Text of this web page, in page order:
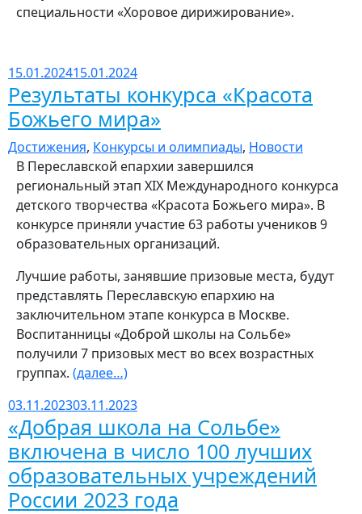
специальности «Хоровое дирижирование».
15.01.202415.01.2024
Результаты конкурса «Красота
Божьего мира»
Достижения, Конкурсы и олимпиады, Новости
В Переславской епархии завершился
региональный этап XIX Международного конкурса
детского творчества «Красота Божьего мира». В
конкурсе приняли участие 63 работы учеников 9
образовательных организаций.
Лучшие работы, занявшие призовые места, будут
представлять Переславскую епархию на
заключительном этапе конкурса в Москве.
Воспитанницы «Доброй школы на Сольбе»
получили 7 призовых мест во всех возрастных
группах. (далее…)
03.11.202303.11.2023
«Добрая школа на Сольбе»
включена в число 100 лучших
образовательных учреждений
России 2023 года